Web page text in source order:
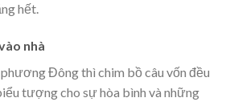
hết.
nhà
Đông thì chim bồ câu vốn đều
tượng cho sự hòa bình và những